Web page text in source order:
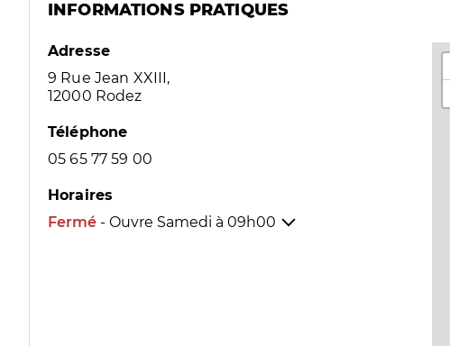
INFORMATIONS PRATIQUES
Adresse
9 Rue Jean XXIII,
12000 Rodez
Téléphone
05 65 77 59 00
Horaires
Fermé - Ouvre Samedi à 09h00